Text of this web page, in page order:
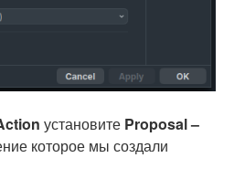
установите Proposal –
которое мы создали